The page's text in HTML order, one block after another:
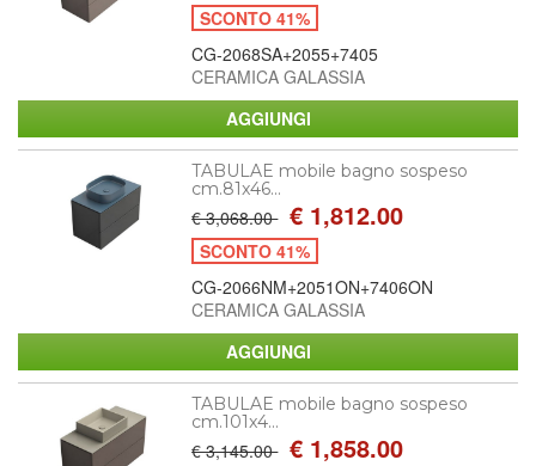
SCONTO 41%
CG-2068SA+2055+7405
CERAMICA GALASSIA
TABULAE mobile bagno sospeso
cm.81x46...
€ 3,068.00 € 1,812.00
SCONTO 41%
CG-2066NM+2051ON+7406ON
CERAMICA GALASSIA
TABULAE mobile bagno sospeso
cm.101x4...
€ 3,145.00 € 1,858.00